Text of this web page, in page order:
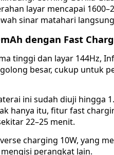
layar mencapai
sinar matahari
dengan Fast
tinggi dan layar 144Hz,
besar, cukup untuk
ini sudah diuji hingga
hanya itu, fitur fast
22–25 menit.
charging 10W, yang
perangkat lain.